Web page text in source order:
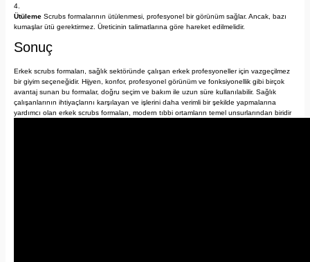
Ütüleme Scrubs formalarının ütülenmesi, profesyonel bir görünüm sağlar. Ancak, bazı
kumaşlar ütü gerektirmez. Üreticinin talimatlarına göre hareket edilmelidir.
Sonuç
Erkek scrubs formaları, sağlık sektöründe çalışan erkek profesyoneller için vazgeçilmez
bir giyim seçeneğidir. Hijyen, konfor, profesyonel görünüm ve fonksiyonellik gibi birçok
avantaj sunan bu formalar, doğru seçim ve bakım ile uzun süre kullanılabilir. Sağlık
çalışanlarının ihtiyaçlarını karşılayan ve işlerini daha verimli bir şekilde yapmalarına
yardımcı olan erkek scrubs formaları, modern tıbbi ortamların temel unsurlarından biridir